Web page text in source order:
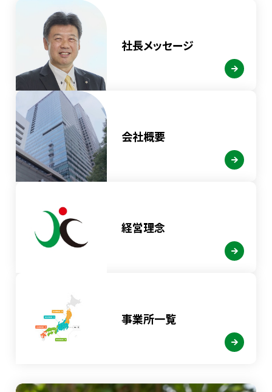
社長メッセージ
会社概要
経営理念
事業所一覧